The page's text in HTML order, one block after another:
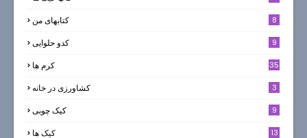
کتابهای من 8
کدو حلوایی 9
کرم ها 35
کشاورزی در خانه 3
کیک چوبی 9
کیک ها
13